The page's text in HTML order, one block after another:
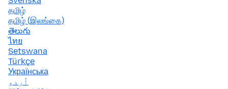
தமிழ்
தமிழ் (இலங்கை)
తెలుగు
ไทย
Setswana
Türkçe
Українська
اُردو